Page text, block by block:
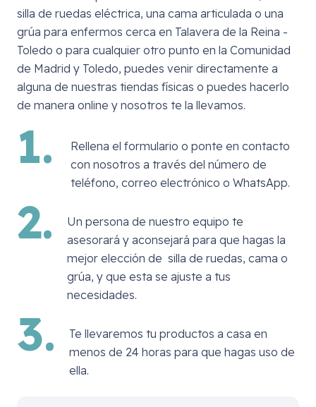
silla de ruedas eléctrica, una cama articulada o una
grúa para enfermos cerca en Talavera de la Reina -
Toledo o para cualquier otro punto en la Comunidad
de Madrid y Toledo, puedes venir directamente a
alguna de nuestras tiendas físicas o puedes hacerlo
de manera online y nosotros te la llevamos.
1.
Rellena el formulario o ponte en contacto
con nosotros a través del número de
teléfono, correo electrónico o WhatsApp.
2.
Un persona de nuestro equipo te
asesorará y aconsejará para que hagas la
mejor elección de silla de ruedas, cama o
grúa, y que esta se ajuste a tus
necesidades.
3.
Te llevaremos tu productos a casa en
menos de 24 horas para que hagas uso de
ella.